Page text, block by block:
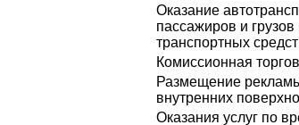
Оказание
пассажиров и
транспортных
Комиссионная
Размещение
внутренних
Оказания услуг по